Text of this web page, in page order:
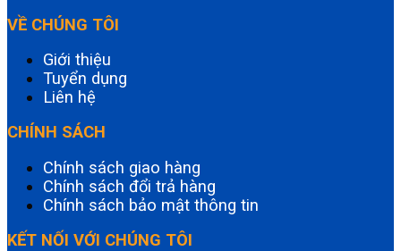
VỀ CHÚNG TÔI
Giới thiệu
Tuyển dụng
Liên hệ
CHÍNH SÁCH
Chính sách giao hàng
Chính sách đổi trả hàng
Chính sách bảo mật thông tin
KẾT NỐI VỚI CHÚNG TÔI